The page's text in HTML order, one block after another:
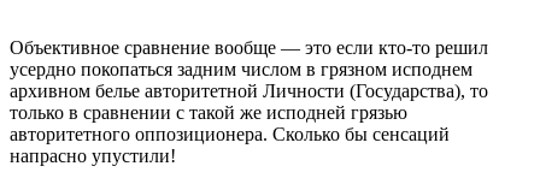
Объективное сравнение вообще — это если кто-то решил
усердно покопаться задним числом в грязном исподнем
архивном белье авторитетной Личности (Государства), то
только в сравнении с такой же исподней грязью
авторитетного оппозиционера. Сколько бы сенсаций
напрасно упустили!